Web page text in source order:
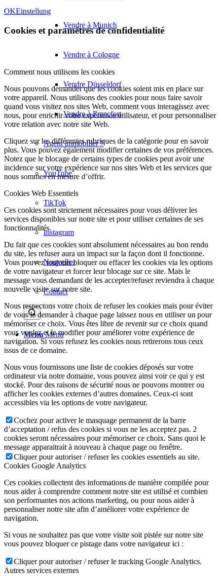
Vendre à Munich
Vendre à Cologne
Vendre Düsseldorf
Vendre à Francfort
Agent immobilier ?
YouTube
TikTok
Instagram
Nouvelles
Contact
Menu Menu
OKEinstellung
Cookies et paramètres de confidentialité
Comment nous utilisons les cookies
Nous pouvons demander que les cookies soient mis en place sur
votre appareil. Nous utilisons des cookies pour nous faire savoir
quand vous visitez nos sites Web, comment vous interagissez avec
nous, pour enrichir votre expérience utilisateur, et pour personnaliser
votre relation avec notre site Web.
Cliquez sur les différentes rubriques de la catégorie pour en savoir
plus. Vous pouvez également modifier certaines de vos préférences.
Notez que le blocage de certains types de cookies peut avoir une
incidence sur votre expérience sur nos sites Web et les services que
nous sommes en mesure d’offrir.
Cookies Web Essentiels
Ces cookies sont strictement nécessaires pour vous délivrer les
services disponibles sur notre site et pour utiliser certaines de ses
fonctionnalités.
Du fait que ces cookies sont absolument nécessaires au bon rendu
du site, les refuser aura un impact sur la façon dont il fonctionne.
Vous pouvez toujours bloquer ou effacer les cookies via les options
de votre navigateur et forcer leur blocage sur ce site. Mais le
message vous demandant de les accepter/refuser reviendra à chaque
nouvelle visite sur notre site.
Nous respectons votre choix de refuser les cookies mais pour éviter
de vous le demander à chaque page laissez nous en utiliser un pour
mémoriser ce choix. Vous êtes libre de revenir sur ce choix quand
vous voulez et le modifier pour améliorer votre expérience de
navigation. Si vous refusez les cookies nous retirerons tous ceux
issus de ce domaine.
Nous vous fournissons une liste de cookies déposés sur votre
ordinateur via notre domaine, vous pouvez ainsi voir ce qui y est
stocké. Pour des raisons de sécurité nous ne pouvons montrer ou
afficher les cookies externes d’autres domaines. Ceux-ci sont
accessibles via les options de votre navigateur.
Cochez pour activer le masquage permanent de la barre
d’acceptation / refus des cookies si vous ne les acceptez pas. 2
cookies seront nécessaires pour mémoriser ce choix. Sans quoi le
message apparaitrait à nouveau à chaque page ou fenêtre.
Cliquer pour autoriser / refuser les cookies essentiels au site.
Cookies Google Analytics
Ces cookies collectent des informations de manière compilée pour
nous aider à comprendre comment notre site est utilisé et combien
son performantes nos actions marketing, ou pour nous aider à
personnaliser notre site afin d’améliorer votre expérience de
navigation.
Si vous ne souhaitez pas que votre visite soit pistée sur notre site
vous pouvez bloquer ce pistage dans votre navigateur ici :
Cliquer pour autoriser / refuser le tracking Google Analytics.
Autres services externes